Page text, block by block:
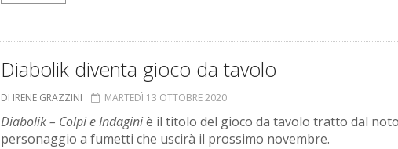
Diabolik diventa gioco da tavolo
DI IRENE GRAZZINI MARTEDÌ 13 OTTOBRE 2020
Diabolik – Colpi e Indaginiè il titolo del gioco da tavolo tratto dal noto
personaggio a fumetti che uscirà il prossimo novembre.